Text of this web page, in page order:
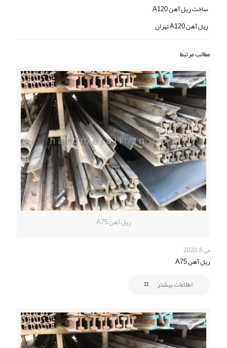
ساخت ریل آهن A120,
ریل آهن A120 تهران
مطالب مرتبط
ریل آهن A75
می 8, 2020
ریل آهن A75
اطلاعات بیشتر